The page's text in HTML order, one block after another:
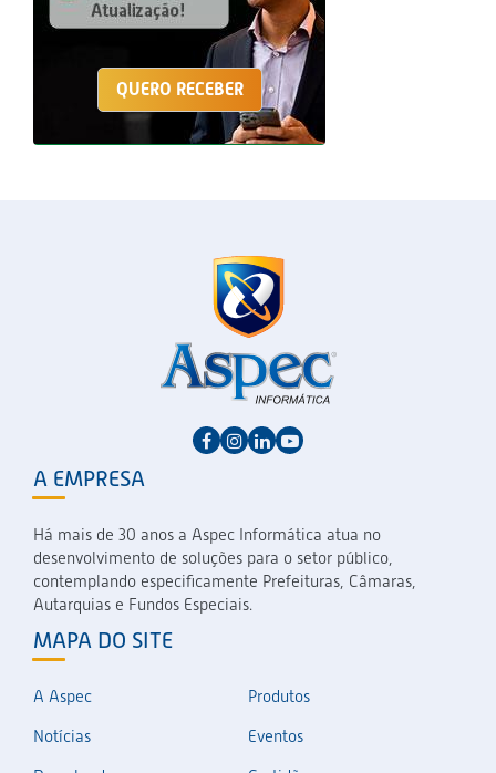
QUERO RECEBER
A EMPRESA
Há mais de 30 anos a Aspec Informática atua no
desenvolvimento de soluções para o setor público,
contemplando especificamente Prefeituras, Câmaras,
Autarquias e Fundos Especiais.
MAPA DO SITE
A Aspec
Produtos
Notícias
Eventos